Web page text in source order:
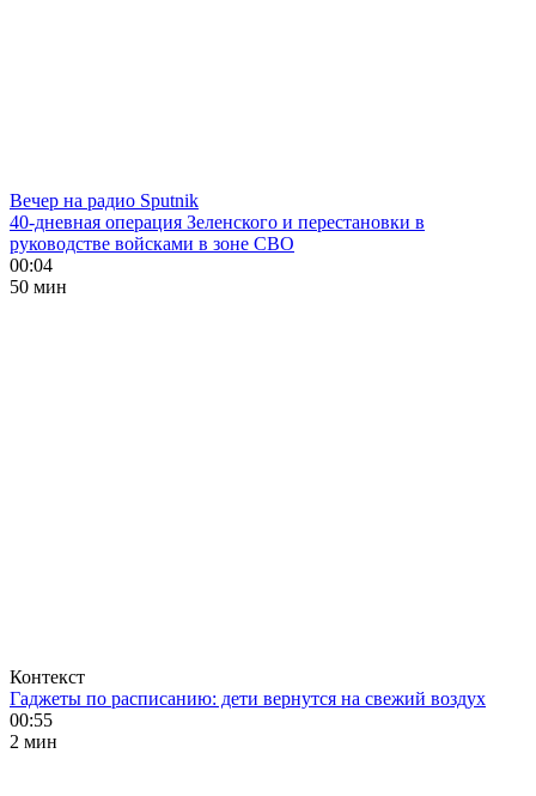
Вечер на радио Sputnik
40-дневная операция Зеленского и перестановки в
руководстве войсками в зоне СВО
00:04
50 мин
Контекст
Гаджеты по расписанию: дети вернутся на свежий воздух
00:55
2 мин